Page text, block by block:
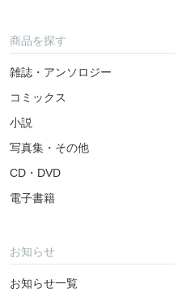
商品を探す
雑誌・アンソロジー
コミックス
小説
写真集・その他
CD・DVD
電子書籍
お知らせ
お知らせ一覧